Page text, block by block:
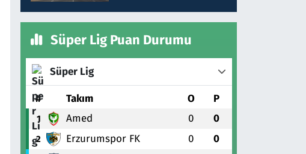
Süper Lig Puan Durumu
Süper Lig
# Takım O P
1 Amed 0 0
2 Erzurumspor FK 0 0